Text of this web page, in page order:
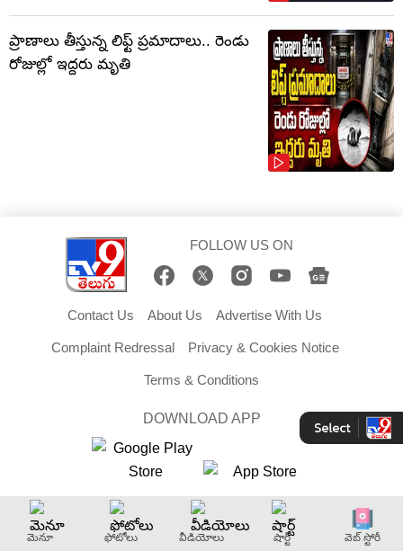
ప్రాణాలు తీస్తున్న లిఫ్ట్‌ ప్రమాదాలు.. రెండు
రోజుల్లో ఇద్దరు మృతి
FOLLOW US ON
Contact Us About Us Advertise With Us
Complaint Redressal Privacy & Cookies Notice
Terms & Conditions
DOWNLOAD APP
Copyright © 2026 TV9 Telugu. All Rights Reserved.
మెనూ ఫోటోలు వీడియోలు షార్ట్ వెబ్ స్టోరీ